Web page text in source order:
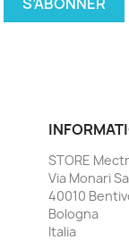
STORE
Via Monari
40010
Bologna
Italia